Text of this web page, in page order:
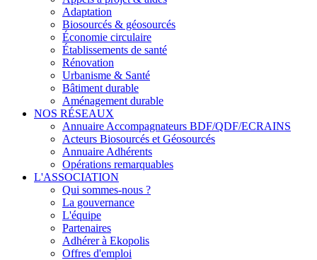
Adaptation
Biosourcés & géosourcés
Économie circulaire
Établissements de santé
Rénovation
Urbanisme & Santé
Bâtiment durable
Aménagement durable
NOS RÉSEAUX
Annuaire Accompagnateurs BDF/QDF/ECRAINS
Acteurs Biosourcés et Géosourcés
Annuaire Adhérents
Opérations remarquables
L'ASSOCIATION
Qui sommes-nous ?
La gouvernance
L'équipe
Partenaires
Adhérer à Ekopolis
Offres d'emploi